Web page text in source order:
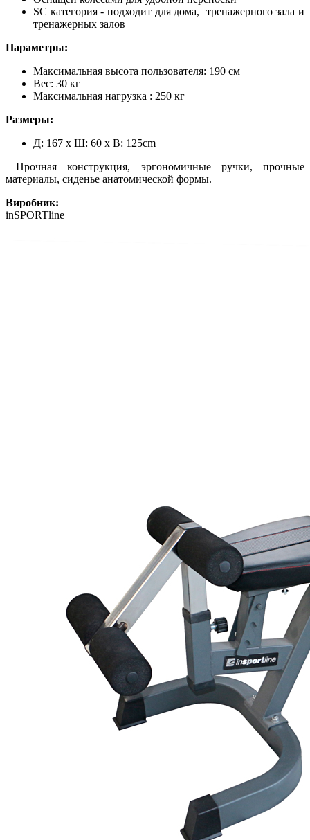
SC категория - подходит для дома, тренажерного зала и
тренажерных залов
Параметры:
Максимальная высота пользователя: 190 см
Вес: 30 кг
Максимальная нагрузка : 250 кг
Размеры:
Д: 167 х Ш: 60 х В: 125cm
Прочная конструкция, эргономичные ручки, прочные
материалы, сиденье анатомической формы.
Виробник:
inSPORTline